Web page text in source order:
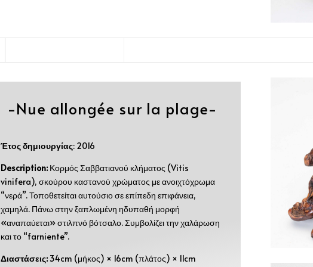
-Nue allongée sur la plage-
Έτος δημιουργίας: 2016
Description:Κορμός Σαββατιανού κλήματος (Vitis
vinifera), σκούρου καστανού χρώματος με ανοιχτόχρωμα
“νερά”. Τοποθετείται αυτούσιο σε επίπεδη επιφάνεια,
χαμηλά. Πάνω στην ξαπλωμένη ηδυπαθή μορφή
«αναπαύεται» στιλπνό βότσαλο. Συμβολίζει την χαλάρωση
και το “farniente”.
Διαστάσεις:34cm (μήκος) × 16cm (πλάτος) × 11cm